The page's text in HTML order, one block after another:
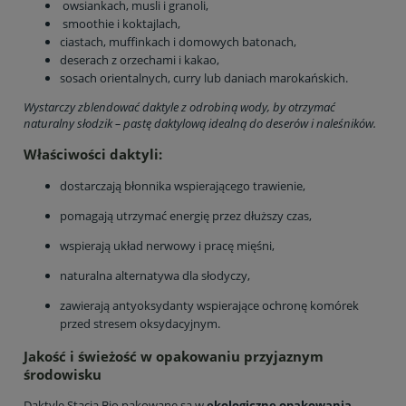
owsiankach, musli i granoli,
smoothie i koktajlach,
ciastach, muffinkach i domowych batonach,
deserach z orzechami i kakao,
sosach orientalnych, curry lub daniach marokańskich.
Wystarczy zblendować daktyle z odrobiną wody, by otrzymać
naturalny słodzik – pastę daktylową idealną do deserów i naleśników.
Właściwości daktyli:
dostarczają błonnika wspierającego trawienie,
pomagają utrzymać energię przez dłuższy czas,
wspierają układ nerwowy i pracę mięśni,
naturalna alternatywa dla słodyczy,
zawierają antyoksydanty wspierające ochronę komórek
przed stresem oksydacyjnym.
Jakość i świeżość w opakowaniu przyjaznym
środowisku